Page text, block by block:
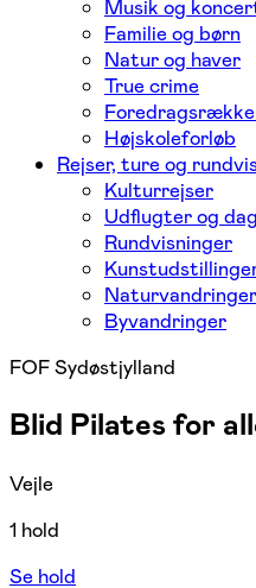
Musik og
Familie og børn
Natur og haver
True crime
Højskoleforløb
Rejser, ture og
Kulturrejser
Udflugter og
Rundvisninger
Naturvandringer
Byvandringer
FOF Sydøstjylland
Blid Pilates for
Vejle
1 hold
Se hold